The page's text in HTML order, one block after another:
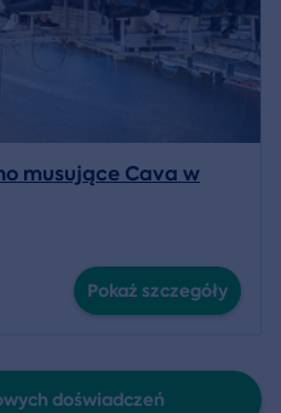
musujące Cava w
Pokaż szczegóły
doświadczeń